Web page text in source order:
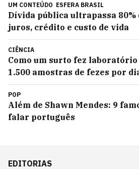
UM CONTEÚDO ESFERA BRASIL
Dívida pública ultrapassa 80%
juros, crédito e custo de vida
CIÊNCIA
Como um surto fez
1.500 amostras de fezes por
POP
Além de Shawn Mendes: 9
falar português
EDITORIAS